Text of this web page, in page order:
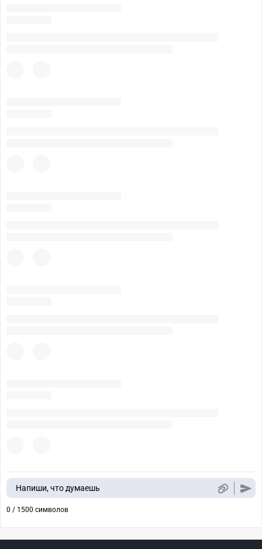
Напиши, что думаешь
0 / 1500 символов